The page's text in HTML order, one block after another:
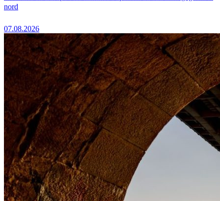
nord
07.08.2026